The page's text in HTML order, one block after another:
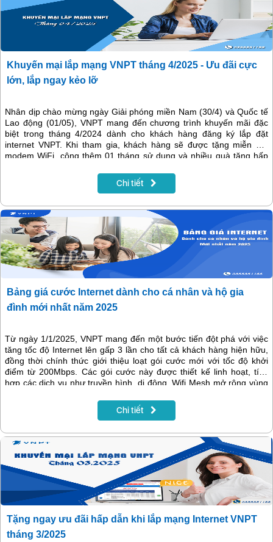
Khuyến mại lắp mạng VNPT tháng 4/2025 - Ưu đãi cực
lớn, lắp ngay kẻo lỡ
Nhân dịp chào mừng ngày Giải phóng miền Nam (30/4) và Quốc tế
Lao động (01/05), VNPT mang đến chương trình khuyến mãi đặc
biệt trong tháng 4/2024 dành cho khách hàng đăng ký lắp đặt
internet VNPT. Khi tham gia, khách hàng sẽ được tặng miễn phí
modem WiFi, cộng thêm 01 tháng sử dụng và nhiều quà tặng hấp
không khí sôi động của dịp lễ!
Chi tiết
Bảng giá cước Internet dành cho cá nhân và hộ gia
đình mới nhất năm 2025
Từ ngày 1/1/2025, VNPT mang đến một bước tiến đột phá với việc
tăng tốc độ Internet lên gấp 3 lần cho tất cả khách hàng hiện hữu,
đồng thời chính thức giới thiệu loạt gói cước mới với tốc độ khởi
điểm từ 200Mbps. Các gói cước này được thiết kế linh hoạt, tích
hợp các dịch vụ như truyền hình, di động, Wifi Mesh mở rộng vùng
mới cho trải nghiệm Internet. Cùng tìm hiểu bảng giá cập nhật nhất
để lựa chọn dịch vụ phù hợp nhất cho bạn và gia đình.
Chi tiết
Tặng ngay ưu đãi hấp dẫn khi lắp mạng Internet VNPT
tháng 3/2025